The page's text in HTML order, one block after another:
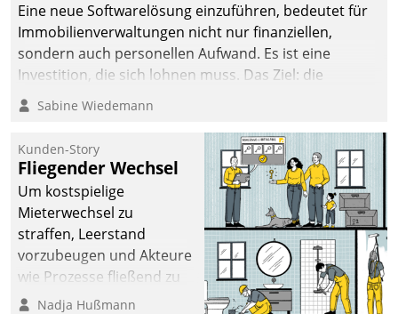
Eine neue Softwarelösung einzuführen, bedeutet für
Immobilienverwaltungen nicht nur finanziellen,
sondern auch personellen Aufwand. Es ist eine
Investition, die sich lohnen muss. Das Ziel: die
nachhaltige Optimierung der Geschäftsabläufe. Damit
dieses Ziel erreicht wird, sollten einige Grundregeln
Sabine Wiedemann
Kunden-Story
Fliegender Wechsel
Um kostspielige
Mieterwechsel zu
straffen, Leerstand
vorzubeugen und Akteure
wie Prozesse fließend zu
vernetzen, nutzt die
Nadja Hußmann